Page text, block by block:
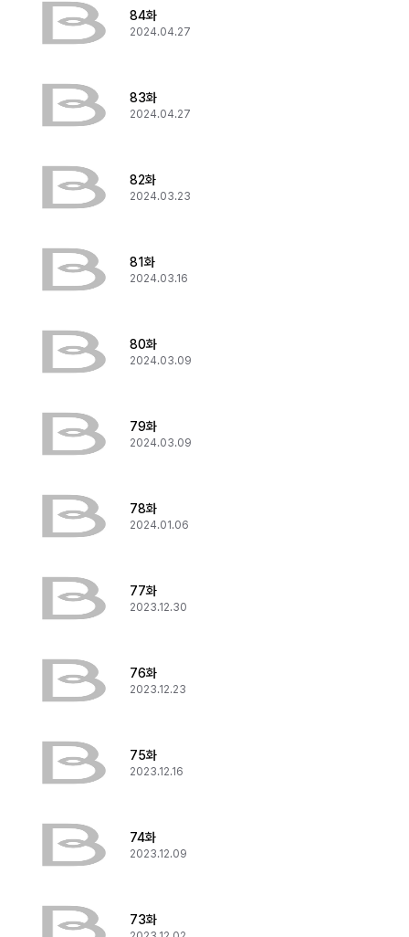
84화
2024.04.27
83화
2024.04.27
82화
2024.03.23
81화
2024.03.16
80화
2024.03.09
79화
2024.03.09
78화
2024.01.06
77화
2023.12.30
76화
2023.12.23
75화
2023.12.16
74화
2023.12.09
73화